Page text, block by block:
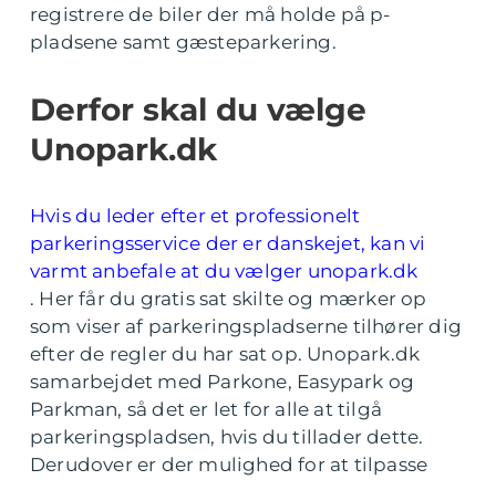
registrere de biler der må holde på p-
pladsene samt gæsteparkering.
Derfor skal du vælge
Unopark.dk
Hvis du leder efter et professionelt
parkeringsservice der er danskejet, kan vi
varmt anbefale at du vælger unopark.dk
. Her får du gratis sat skilte og mærker op
som viser af parkeringspladserne tilhører dig
efter de regler du har sat op. Unopark.dk
samarbejdet med Parkone, Easypark og
Parkman, så det er let for alle at tilgå
parkeringspladsen, hvis du tillader dette.
Derudover er der mulighed for at tilpasse